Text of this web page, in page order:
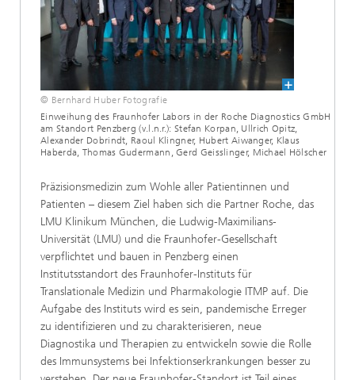
© Bernhard Huber Fotografie
Einweihung des Fraunhofer Labors in der Roche Diagnostics GmbH
am Standort Penzberg (v.l.n.r.): Stefan Korpan, Ullrich Opitz,
Alexander Dobrindt, Raoul Klingner, Hubert Aiwanger, Klaus
Haberda, Thomas Gudermann, Gerd Geisslinger, Michael Hölscher
Präzisionsmedizin zum Wohle aller Patientinnen und
Patienten – diesem Ziel haben sich die Partner Roche, das
LMU Klinikum München, die Ludwig-Maximilians-
Universität (LMU) und die Fraunhofer-Gesellschaft
verpflichtet und bauen in Penzberg einen
Institutsstandort des Fraunhofer-Instituts für
Translationale Medizin und Pharmakologie ITMP auf. Die
Aufgabe des Instituts wird es sein, pandemische Erreger
zu identifizieren und zu charakterisieren, neue
Diagnostika und Therapien zu entwickeln sowie die Rolle
des Immunsystems bei Infektionserkrankungen besser zu